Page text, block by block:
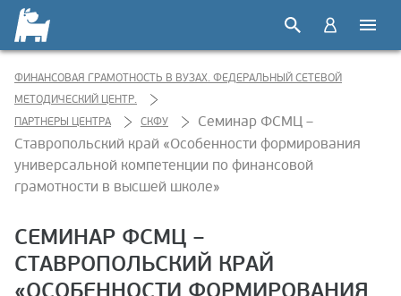
ФИНАНСОВАЯ ГРАМОТНОСТЬ В ВУЗАХ. ФЕДЕРАЛЬНЫЙ СЕТЕВОЙ
МЕТОДИЧЕСКИЙ ЦЕНТР.
ПАРТНЕРЫ ЦЕНТРА
СКФУ
Семинар ФСМЦ –
Ставропольский край «Особенности формирования
универсальной компетенции по финансовой
грамотности в высшей школе»
СЕМИНАР ФСМЦ –
СТАВРОПОЛЬСКИЙ КРАЙ